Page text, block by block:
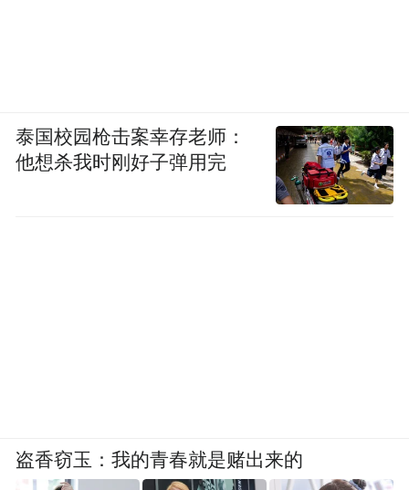
泰国校园枪击案幸存老师：
他想杀我时刚好子弹用完
盗香窃玉：我的青春就是赌出来的